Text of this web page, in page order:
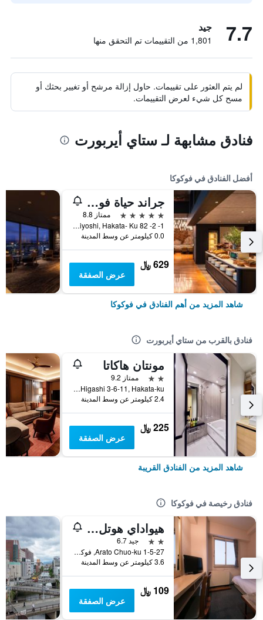
7.7 جيد
1,801 من التقييمات تم التحقق منها
لم يتم العثور على تقييمات. حاول إزالة مرشح أو تغيير بحثك أو
مسح كل شيء لعرض التقييمات.
فنادق مشابهة لـ ستاي أيربورت
أفضل الفنادق في فوكوكا
جراند حياة فوكوكا
5 نجوم
ممتاز 8.8
1- 2- 82 Sumiyoshi, Hakata- Ku, فوكوكا, اليابان
0.0 كيلومتر عن وسط المدينة
629 ﷼
عرض الصفقة
شاهد المزيد من أهم الفنادق في فوكوكا
فنادق بالقرب من ستاي أيربورت
مونتان هاكاتا
2 نجمتين
ممتاز 9.2
Hakataeki Higashi 3-6-11, Hakata-ku, فوكوكا, اليابان
2.4 كيلومتر عن وسط المدينة
225 ﷼
عرض الصفقة
شاهد المزيد من الفنادق القريبة
فنادق رخيصة في فوكوكا
هيواداي هوتل أراتو
2 نجمتين
جيد 6.7
1-5-27 Arato Chuo-ku, فوكوكا, اليابان
3.6 كيلومتر عن وسط المدينة
109 ﷼
عرض الصفقة